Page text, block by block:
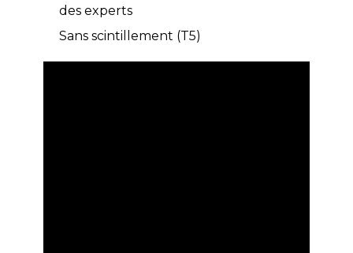
des experts
Sans scintillement (T5)